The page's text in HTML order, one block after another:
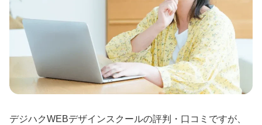
デジハクWEBデザインスクールの評判・口コミですが、